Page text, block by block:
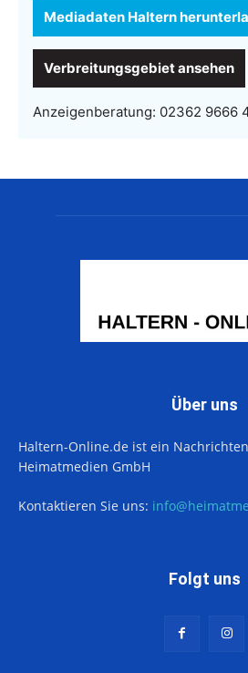
Mediadaten Haltern
Verbreitungsgebiet ansehen
Anzeigenberatung: 02362 9666
Über uns
Haltern-Online.de ist ein
Heimatmedien GmbH
Kontaktieren Sie uns:
Folgt uns